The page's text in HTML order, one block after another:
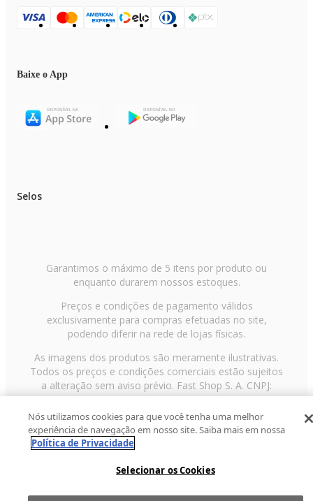
Baixe o App
Selos
Garantimos o máximo de 5 itens por produto ou
enquanto durarem nossos estoques.
Preços e condições de pagamento válidos
exclusivamente para compras efetuadas no site,
podendo diferir na rede de lojas físicas.
As imagens dos produtos são meramente ilustrativas.
Todos os preços e condições comerciais estão sujeitos
a alteração sem aviso prévio. Fast Shop S. A. CNPJ:
43.708.379/0001-00
Avenida Zaki Narchi, nº 1650, sobreloja, Carandiru, São
Paulo/SP, CEP 02029-001, Telefone: 11 3003-3728 ©
2013 Fast Shop - Todos os direitos reservados
Nós utilizamos cookies para que você tenha uma melhor
experiência de navegação em nosso site. Saiba mais em nossa
Política de Privacidade
Selecionar os Cookies